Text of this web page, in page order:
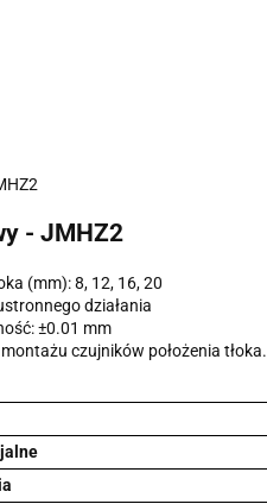
- JMHZ2
(mm): 8, 12, 16, 20
działania
±0.01 mm
czujników położenia tłoka.